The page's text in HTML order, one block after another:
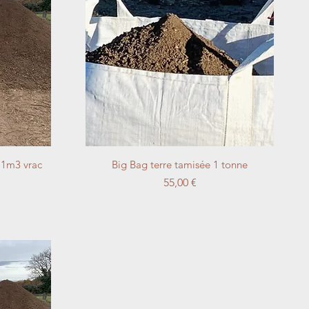
vrac
Aperçu rapide
Big Bag terre tamisée 1 tonne
Prix
55,00 €